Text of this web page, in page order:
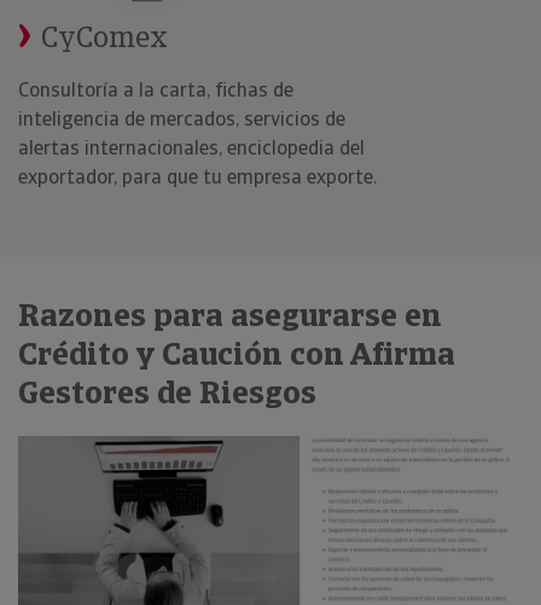
CyComex
Consultoría a la carta, fichas de
inteligencia de mercados, servicios de
alertas internacionales, enciclopedia del
exportador, para que tu empresa exporte.
Razones para asegurarse en
Crédito y Caución con Afirma
Gestores de Riesgos